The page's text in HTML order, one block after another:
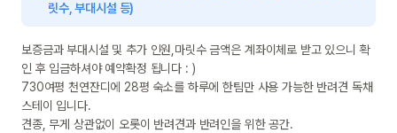
릿수, 부대시설 등)
보증금과 부대시설 및 추가 인원,마릿수 금액은 계좌이체로 받고 있으니 확
인 후 입금하셔야 예약확정 됩니다 : )
730여평 천연잔디에 28평 숙소를 하루에 한팀만 사용 가능한 반려견 독채
스테이 입니다.
견종, 무게 상관없이 오롯이 반려견과 반려인을 위한 공간.